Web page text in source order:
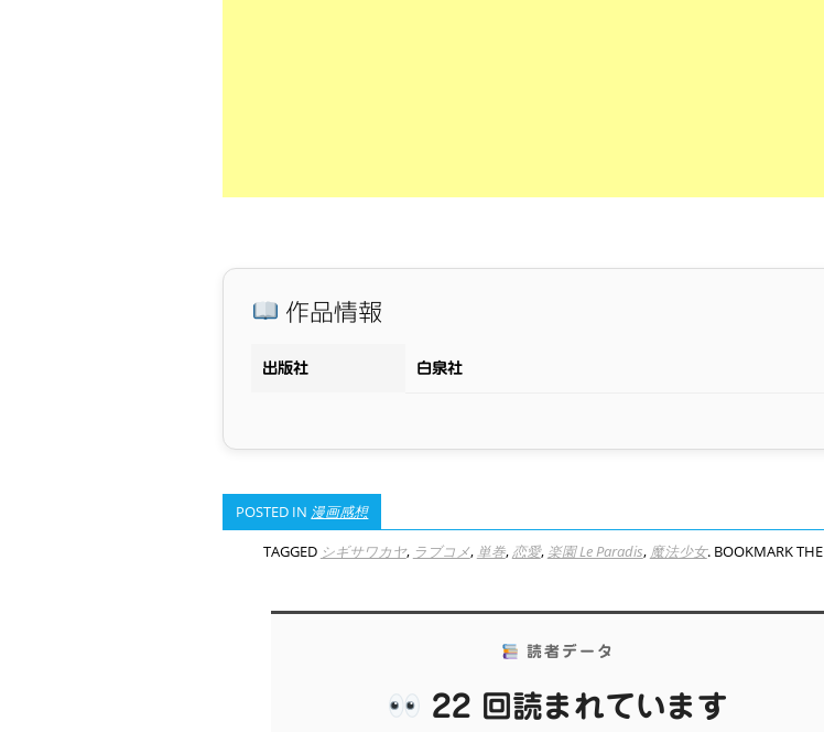
作品情報
出版社 白泉社
POSTED IN 漫画感想
TAGGED シギサワカヤ, ラブコメ,単巻,恋愛, 楽園 Le Paradis, 魔法少女. BOOKMARK THE
読者データ
22 回読まれています